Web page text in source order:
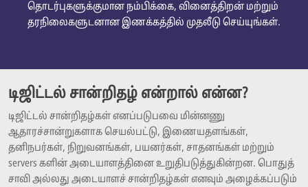
தொடர்புகளுக்குமான நம்பிக்கை, வினைத்திறன் மற்றும்
தரநிலைகளுடனான இணக்கத்தில் முதலீடு செய்யுங்கள்.
டிஜிட்டல் சான்றிதழ் என்றால் என்ன?
டிஜிட்டல் சான்றிதழ்கள் எனப்படுபவை மின்னணு
ஆதாரச்சான்றுகளாக செயல்பட்டு, இணையதளங்கள்,
தனிநபர்கள், நிறுவனங்கள், பயனர்கள், சாதனங்கள் மற்றும்
servers களின் அடையாளத்தினை உறுதிபடுத்துகின்றன. பொதுத்
சாவி அல்லது அடையாளச் சான்றிதழ்கள் எனவும் அழைக்கப்படும்